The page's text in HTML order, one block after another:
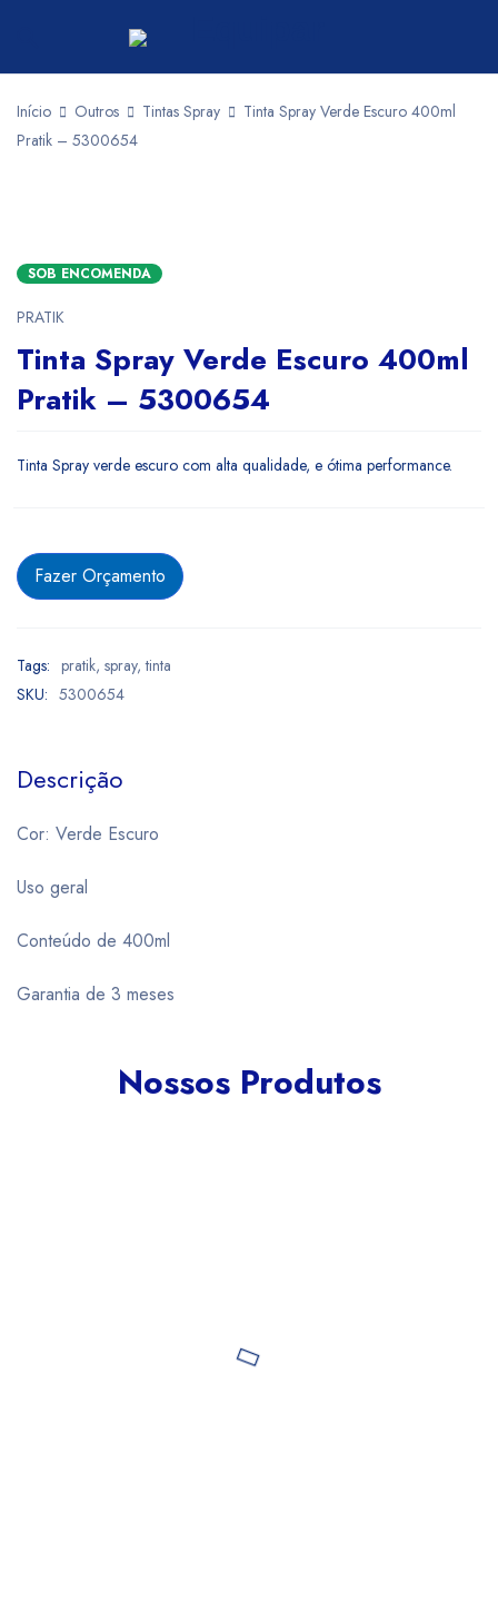
Início Outros Tintas Spray
Tinta Spray Verde Escuro 400ml
Pratik – 5300654
SOB ENCOMENDA
PRATIK
Tinta Spray Verde Escuro 400ml
Pratik – 5300654
Tinta Spray verde escuro com alta qualidade, e ótima performance.
Fazer Orçamento
Tags: pratik, spray,tinta
SKU: 5300654
Descrição
Cor: Verde Escuro
Uso geral
Conteúdo de 400ml
Garantia de 3 meses
Nossos Produtos